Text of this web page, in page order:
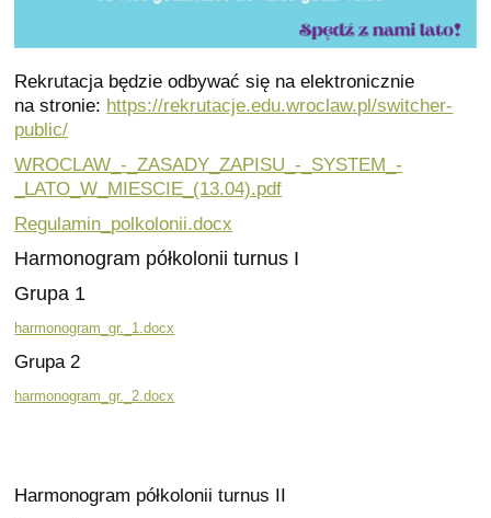
Rekrutacja będzie odbywać się na elektronicznie
na stronie: https://rekrutacje.edu.wroclaw.pl/switcher-
public/
WROCLAW_-_ZASADY_ZAPISU_-_SYSTEM_-
_LATO_W_MIESCIE_(13.04).pdf
Regulamin_polkolonii.docx
Harmonogram półkolonii turnus I
Grupa 1
harmonogram_gr._1.docx
Grupa 2
harmonogram_gr._2.docx
Harmonogram półkolonii turnus II